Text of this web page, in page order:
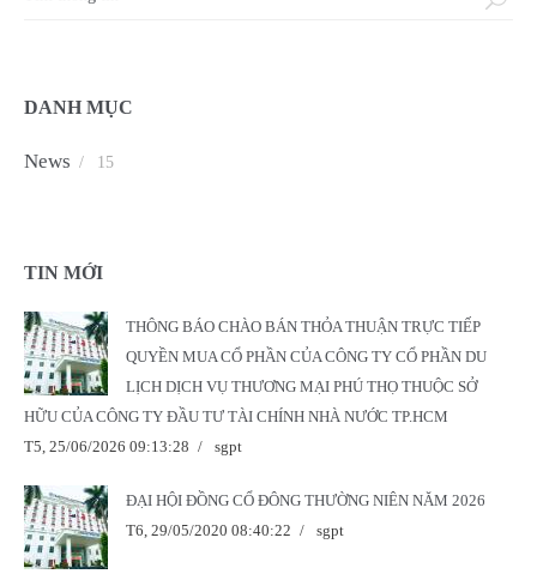
DANH MỤC
News / 15
TIN MỚI
THÔNG BÁO CHÀO BÁN THỎA THUẬN TRỰC TIẾP
QUYỀN MUA CỔ PHẦN CỦA CÔNG TY CỔ PHẦN DU
LỊCH DỊCH VỤ THƯƠNG MẠI PHÚ THỌ THUỘC SỞ
HỮU CỦA CÔNG TY ĐẦU TƯ TÀI CHÍNH NHÀ NƯỚC TP.HCM
T5, 25/06/2026 09:13:28 / sgpt
ĐẠI HỘI ĐỒNG CỔ ĐÔNG THƯỜNG NIÊN NĂM 2026
T6, 29/05/2020 08:40:22 / sgpt